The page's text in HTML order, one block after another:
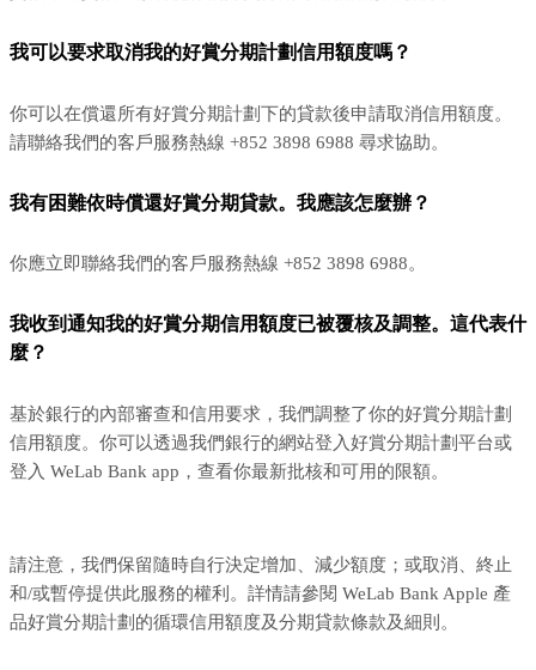
我可以要求取消我的好賞分期計劃信用額度嗎？
你可以在償還所有好賞分期計劃下的貸款後申請取消信用額度。
請聯絡我們的客戶服務熱線 +852 3898 6988 尋求協助。
我有困難依時償還好賞分期貸款。我應該怎麼辦？
你應立即聯絡我們的客戶服務熱線 +852 3898 6988。
我收到通知我的好賞分期信用額度已被覆核及調整。這代表什
麼？
基於銀行的內部審查和信用要求，我們調整了你的好賞分期計劃
信用額度。你可以透過我們銀行的網站登入好賞分期計劃平台或
登入 WeLab Bank app，查看你最新批核和可用的限額。
請注意，我們保留隨時自行決定增加、減少額度；或取消、終止
和/或暫停提供此服務的權利。詳情請參閱 WeLab Bank Apple 產
品好賞分期計劃的循環信用額度及分期貸款條款及細則。